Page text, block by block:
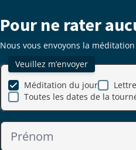
Pour ne rater
Nous vous envoyons la
Veuillez m’envoyer
Méditation du jour
Toutes les dates de la